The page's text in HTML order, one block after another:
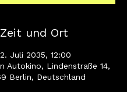
Zeit und Ort
Juli 2035, 12:00
Autokino, Lindenstraße 14,
Berlin, Deutschland